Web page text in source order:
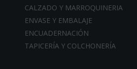
CALZADO Y MARROQUINERIA
ENVASE Y EMBALAJE
ENCUADERNACIÓN
TAPICERÍA Y COLCHONERÍA